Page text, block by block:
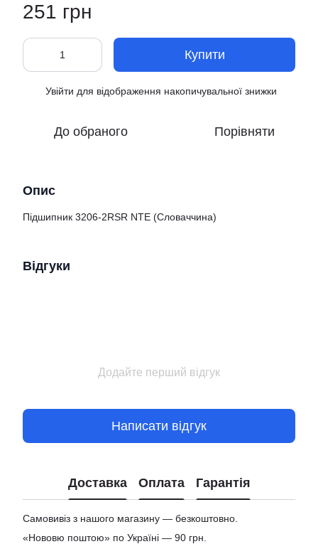
251 грн
Купити
Увійти для відображення накопичувальної знижки
До обраного Порівняти
Опис
Підшипник 3206-2RSR NTE (Словаччина)
Відгуки
Додайте перший відгук
Написати відгук
Доставка Оплата Гарантія
Самовивіз з нашого магазину — безкоштовно.
«Нововю поштою» по Україні — 90 грн.